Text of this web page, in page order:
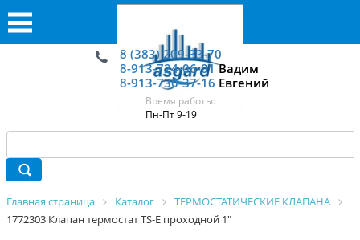
8 (383) 209-33-70
8-913-724-06-01Вадим
8-913-730-37-16 Евгений
Время работы:
Пн-Пт 9-19
Главная страница Каталог
ТЕРМОСТАТИЧЕСКИЕ КЛАПАНА
1772303 Клапан термостат TS-E проходной 1"